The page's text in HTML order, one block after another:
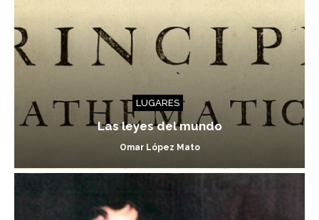
LUGARES
Las leyes del mundo
Omar López Mato